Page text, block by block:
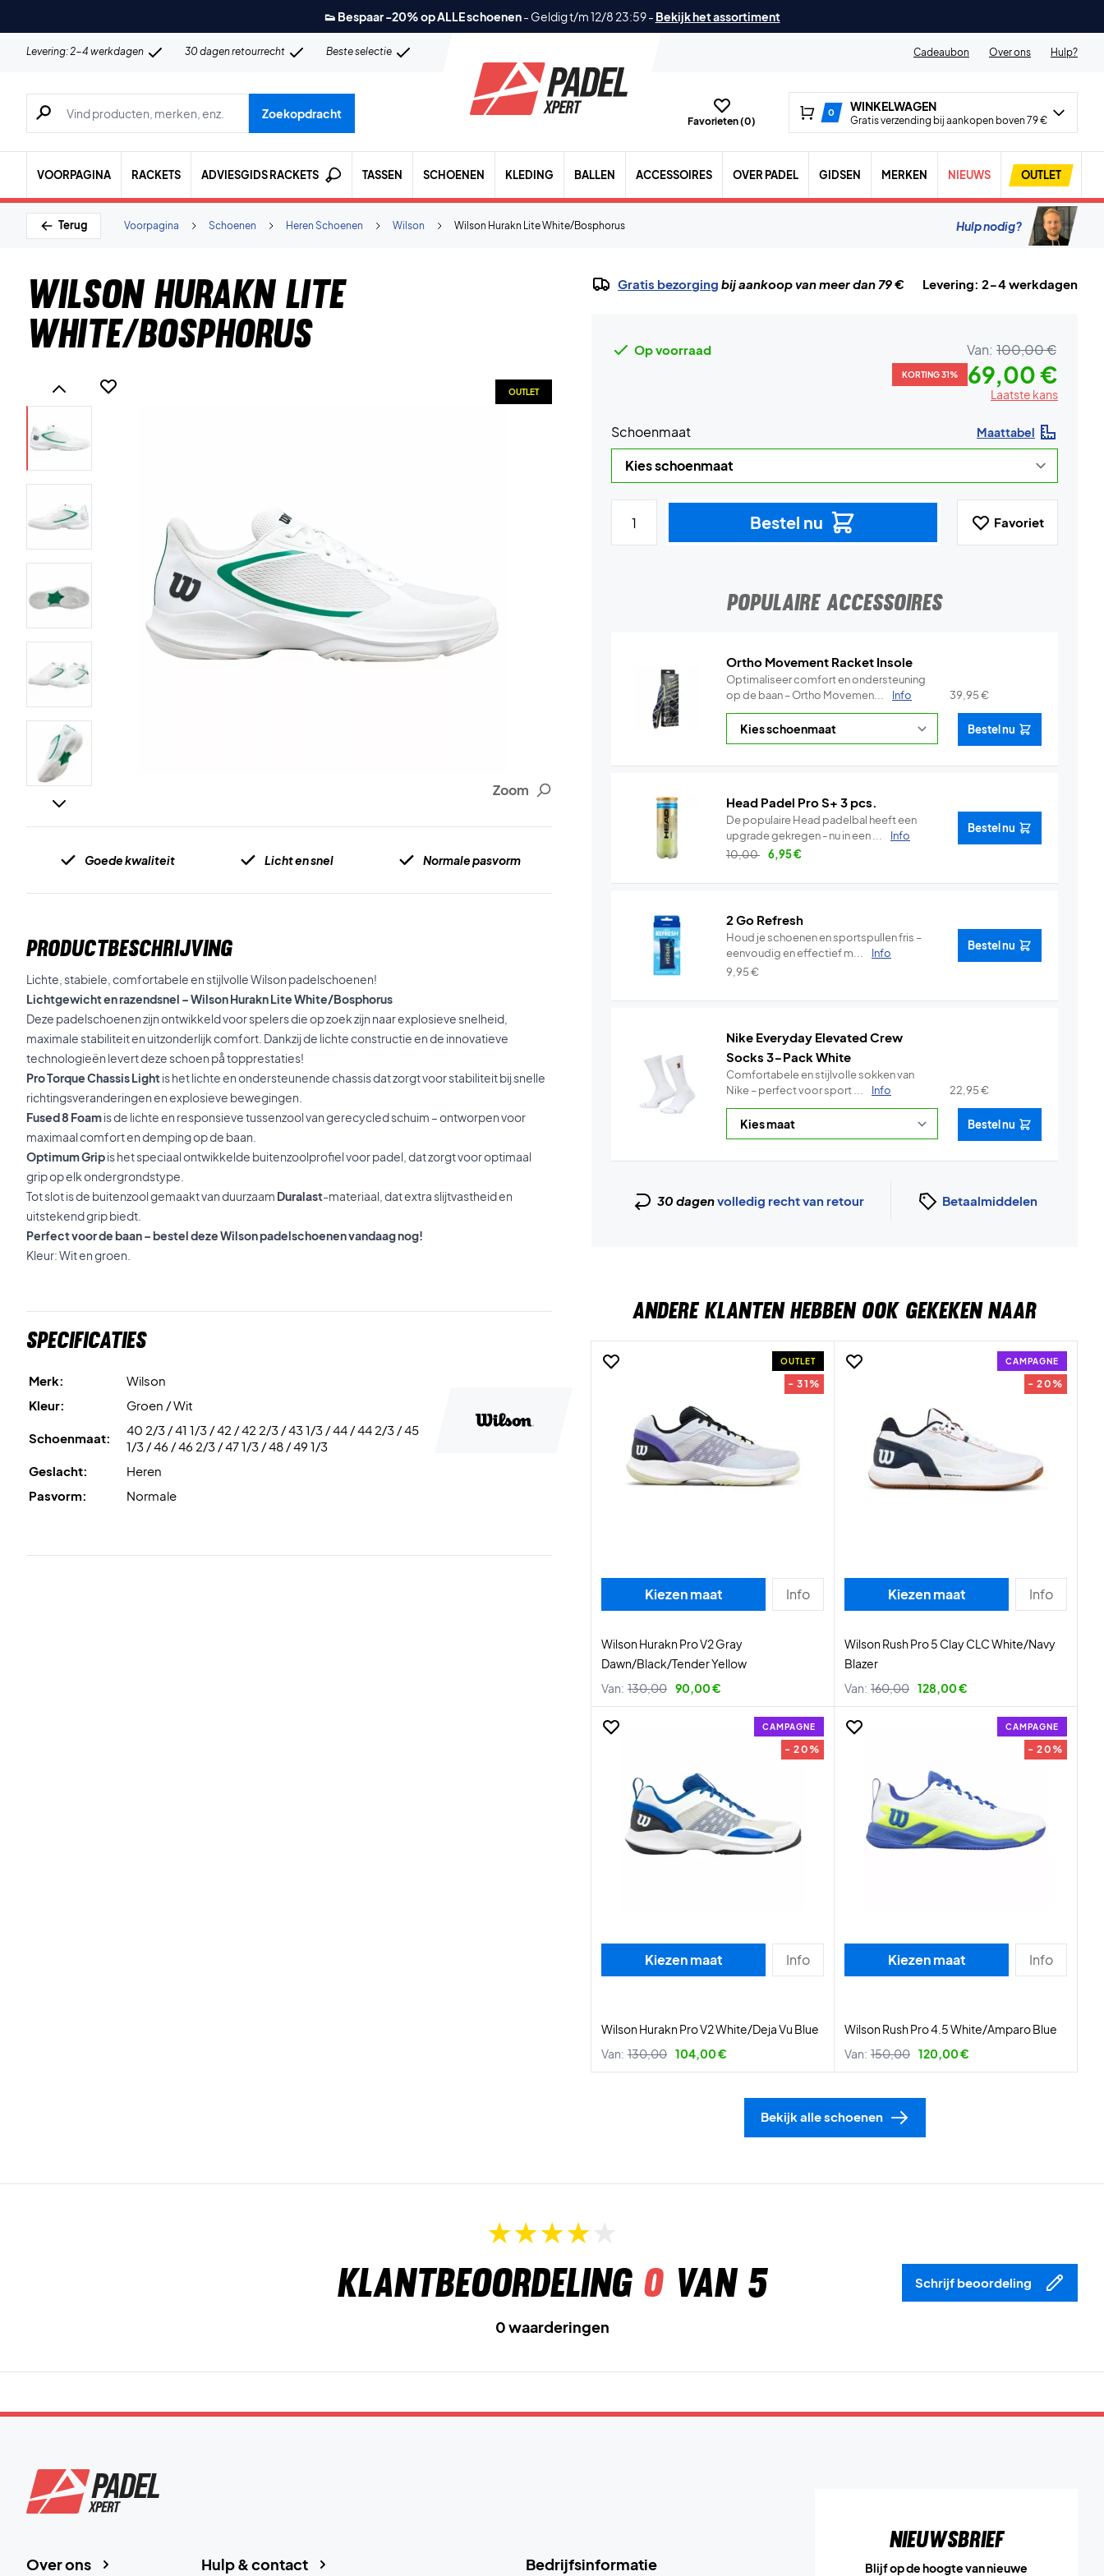
👟 Bespaar -20% op ALLE schoenen- Geldig t/m 12/8 23:59- Bekijk het assortiment
Levering: 2-4 werkdagen 30 dagen retourrecht Beste selectie Cadeaubon Over ons Hulp?
Zoeken naar producten, merken etc.
Zoekopdracht
Favorieten (0)
0 WINKELWAGEN
Gratis verzending bij aankopen boven 79 €
VOORPAGINA RACKETS ADVIESGIDS RACKETS TASSEN SCHOENEN KLEDING BALLEN ACCESSOIRES OVER PADEL GIDSEN MERKEN NIEUWS OUTLET
Terug Wilson Hurakn Lite White/Bosphorus
Wilson
Heren Schoenen
Schoenen
Voorpagina Hulp nodig?
Wilson Hurakn Lite
White/Bosphorus
Zoom
OUTLET
Goede kwaliteit Licht en snel Normale pasvorm
PRODUCTBESCHRIJVING
Lichte, stabiele, comfortabele en stijlvolle Wilson padelschoenen!
Lichtgewicht en razendsnel – Wilson Hurakn Lite White/Bosphorus
Deze padelschoenen zijn ontwikkeld voor spelers die op zoek zijn naar explosieve snelheid,
maximale stabiliteit en uitzonderlijk comfort. Dankzij de lichte constructie en de innovatieve
technologieën levert deze schoen på topprestaties!
Pro Torque Chassis Lightis het lichte en ondersteunende chassis dat zorgt voor stabiliteit bij snelle
richtingsveranderingen en explosieve bewegingen.
Fused 8 Foamis de lichte en responsieve tussenzool van gerecycled schuim – ontworpen voor
maximaal comfort en demping op de baan.
Optimum Gripis het speciaal ontwikkelde buitenzoolprofiel voor padel, dat zorgt voor optimaal
grip op elk ondergrondstype.
Tot slot is de buitenzool gemaakt van duurzaam Duralast-materiaal, dat extra slijtvastheid en
uitstekend grip biedt.
Perfect voor de baan – bestel deze Wilson padelschoenen vandaag nog!
Kleur: Wit en groen.
Specificaties
Merk:
Wilson
Kleur:
Groen / Wit
Schoenmaat:
40 2/3 / 41 1/3 / 42 / 42 2/3 / 43 1/3 / 44 / 44 2/3 / 45
1/3 / 46 / 46 2/3 / 47 1/3 / 48 / 49 1/3
Geslacht:
Heren
Pasvorm:
Normale
Gratis bezorging bij aankoop van meer dan 79 € Levering: 2-4 werkdagen
Op voorraad Van: 100,00 €
KORTING 31% 69,00 €
Laatste kans
Schoenmaat Maattabel
Bestel nu Favoriet
POPULAIRE ACCESSOIRES
Ortho Movement Racket Insole
Optimaliseer comfort en ondersteuning
op de baan – Ortho Movemen...
Info 39,95€
Bestel nu
Head Padel Pro S+ 3 pcs.
De populaire Head padelbal heeft een
upgrade gekregen - nu in een ...
Info
10,00
6,95€
Bestel nu
2 Go Refresh
Houd je schoenen en sportspullen fris –
eenvoudig en effectief m...
Info
9,95€
Bestel nu
Nike Everyday Elevated Crew
Socks 3-Pack White
Comfortabele en stijlvolle sokken van
Nike – perfect voor sport ...
Info 22,95€
Bestel nu
30 dagenvolledig recht van retour Betaalmiddelen
ANDERE KLANTEN HEBBEN OOK GEKEKEN NAAR
OUTLET
- 31%
Kiezen maat Info
Wilson Hurakn Pro V2 Gray
Dawn/Black/Tender Yellow
Van: 130,00 90,00 €
CAMPAGNE
- 20%
Kiezen maat Info
Wilson Rush Pro 5 Clay CLC White/Navy
Blazer
Van: 160,00 128,00 €
CAMPAGNE
- 20%
Kiezen maat Info
Wilson Hurakn Pro V2 White/Deja Vu Blue
Van: 130,00 104,00 €
CAMPAGNE
- 20%
Kiezen maat Info
Wilson Rush Pro 4.5 White/Amparo Blue
Van: 150,00 120,00 €
Bekijk alle schoenen
Klantbeoordeling 0van 5 Schrijf beoordeling
0 waarderingen
Bedrijfsinformatie
Hulp & contact
Over ons
Nieuwsbrief
Blijf op de hoogte van nieuwe